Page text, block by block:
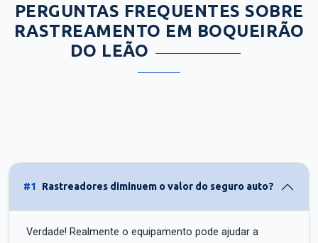
PERGUNTAS FREQUENTES SOBRE
RASTREAMENTO EM BOQUEIRÃO
DO LEÃO
#1 Rastreadores diminuem o valor do seguro auto?
Verdade! Realmente o equipamento pode ajudar a